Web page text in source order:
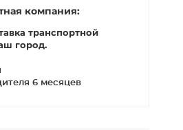
компания:
транспортной
город.
6 месяцев